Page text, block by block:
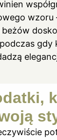
wzoru
podczas gdy